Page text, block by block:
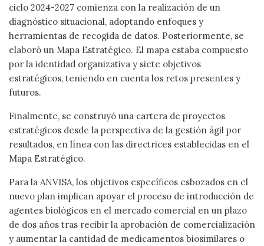
ciclo 2024-2027 comienza con la realización de un
diagnóstico situacional, adoptando enfoques y
herramientas de recogida de datos. Posteriormente, se
elaboró un Mapa Estratégico. El mapa estaba compuesto
por la identidad organizativa y siete objetivos
estratégicos, teniendo en cuenta los retos presentes y
futuros.
Finalmente, se construyó una cartera de proyectos
estratégicos desde la perspectiva de la gestión ágil por
resultados, en línea con las directrices establecidas en el
Mapa Estratégico.
Para la ANVISA, los objetivos específicos esbozados en el
nuevo plan implican apoyar el proceso de introducción de
agentes biológicos en el mercado comercial en un plazo
de dos años tras recibir la aprobación de comercialización
y aumentar la cantidad de medicamentos biosimilares o